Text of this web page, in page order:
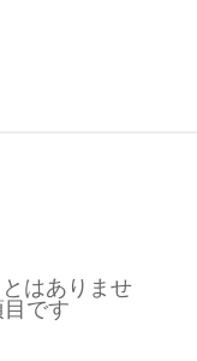
はありませ
です